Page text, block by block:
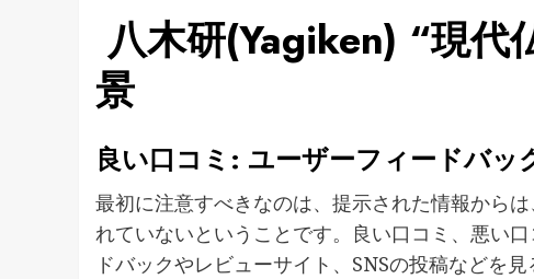
八木研(Yagiken) “現代
景
良い口コミ: ユーザーフィードバッ
最初に注意すべきなのは、提示された情報から
れていないということです。良い口コミ、悪い
ドバックやレビューサイト、SNSの投稿などを見